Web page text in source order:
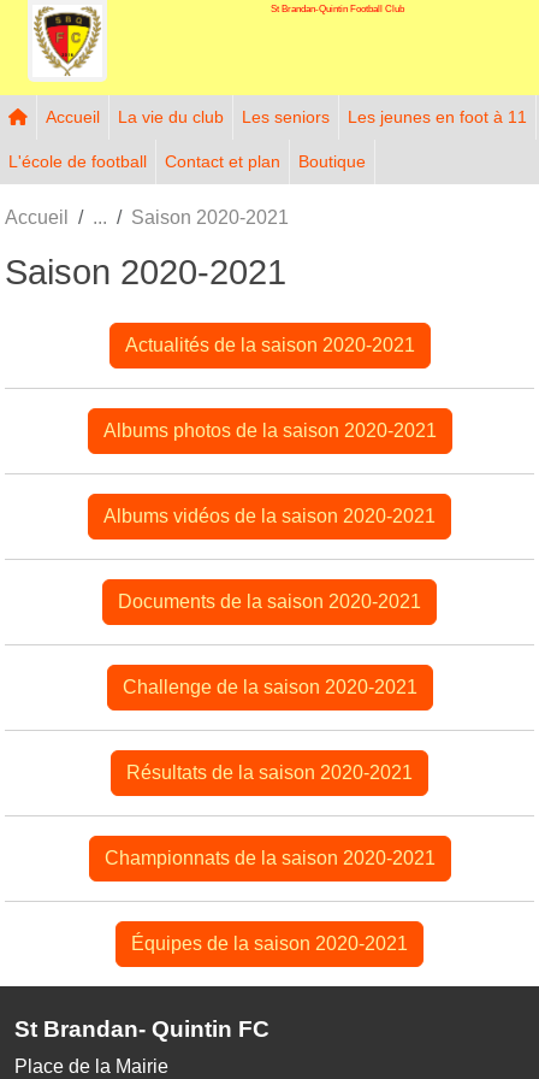
St Brandan-Quintin Football Club
Accueil La vie du club Les seniors Les jeunes en foot à 11
L'école de football Contact et plan Boutique
Accueil Saison 2020-2021
Saison 2020-2021
Actualités de la saison 2020-2021
Albums photos de la saison 2020-2021
Albums vidéos de la saison 2020-2021
Documents de la saison 2020-2021
Challenge de la saison 2020-2021
Résultats de la saison 2020-2021
Championnats de la saison 2020-2021
Équipes de la saison 2020-2021
St Brandan- Quintin FC
Place de la Mairie
Panneau de gestion des cookies